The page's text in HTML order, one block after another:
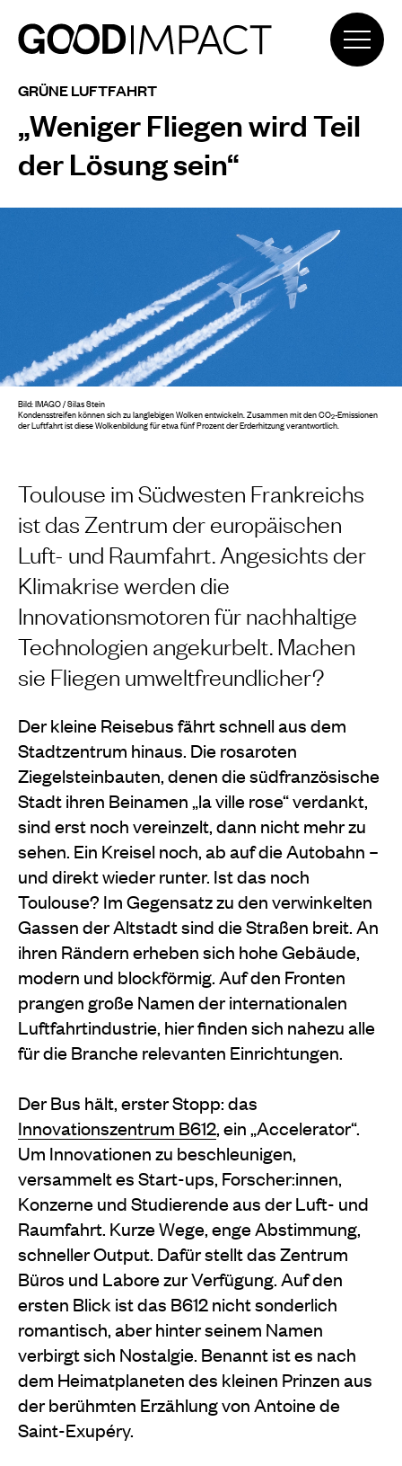
GRÜNE LUFTFAHRT
„Weniger Fliegen wird Teil
der Lösung sein“
Toulouse im Südwesten Frankreichs
ist das Zentrum der europäischen
Luft- und Raumfahrt. Angesichts der
Klimakrise werden die
Innovationsmotoren für nachhaltige
Technologien angekurbelt. Machen
sie Fliegen umweltfreundlicher?
Der kleine Reisebus fährt schnell aus dem
Stadtzentrum hinaus. Die rosaroten
Ziegelsteinbauten, denen die südfranzösische
Stadt ihren Beinamen „la ville rose“ verdankt,
sind erst noch vereinzelt, dann nicht mehr zu
sehen. Ein Kreisel noch, ab auf die Autobahn –
und direkt wieder runter. Ist das noch
Toulouse? Im Gegensatz zu den verwinkelten
Gassen der Altstadt sind die Straßen breit. An
ihren Rändern erheben sich hohe Gebäude,
modern und blockförmig. Auf den Fronten
prangen große Namen der internationalen
Luftfahrtindustrie, hier finden sich nahezu alle
für die Branche relevanten Einrichtungen.
Der Bus hält, erster Stopp: das
Innovationszentrum B612, ein „Accelerator“.
Um Innovationen zu beschleunigen,
versammelt es Start-ups, Forscher:innen,
Konzerne und Studierende aus der Luft- und
Raumfahrt. Kurze Wege, enge Abstimmung,
schneller Output. Dafür stellt das Zentrum
Büros und Labore zur Verfügung. Auf den
ersten Blick ist das B612 nicht sonderlich
romantisch, aber hinter seinem Namen
verbirgt sich Nostalgie. Benannt ist es nach
dem Heimatplaneten des kleinen Prinzen aus
der berühmten Erzählung vonAntoine de
Saint-Exupéry.
Bild: IMAGO / Silas Stein
Kondensstreifen können sich zu langlebigen Wolken entwickeln. Zusammen mit den CO2-Emissionen
der Luftfahrt ist diese Wolkenbildung für etwa fünf Prozent der Erderhitzung verantwortlich.